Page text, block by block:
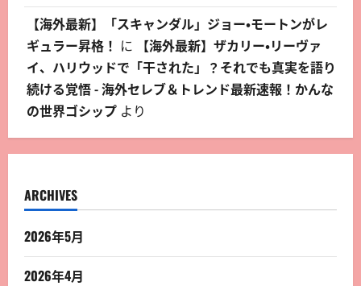
【海外最新】「スキャンダル」ジョー・モートンがレ
ギュラー昇格！ に
【海外最新】ザカリー・リーヴァ
イ、ハリウッドで「干された」？それでも真実を語り
続ける覚悟 - 海外セレブ＆トレンド最新速報！かんな
の世界ゴシップ より
ARCHIVES
2026年5月
2026年4月